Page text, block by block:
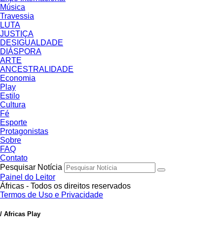
Música
Travessia
LUTA
JUSTIÇA
DESIGUALDADE
DIÁSPORA
ARTE
ANCESTRALIDADE
Economia
Play
Estilo
Cultura
Fé
Esporte
Protagonistas
Sobre
FAQ
Contato
Pesquisar Notícia
Painel do Leitor
Áfricas - Todos os direitos reservados
Termos de Uso e Privacidade
/ Africas Play